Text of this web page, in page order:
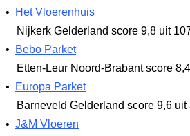
•
Het Vloerenhuis
Nijkerk Gelderland score 9,8 uit
•
Bebo Parket
Etten-Leur Noord-Brabantscore 8,4
•
Europa Parket
Barneveld Gelderland score 9,6 uit
• J&M Vloeren